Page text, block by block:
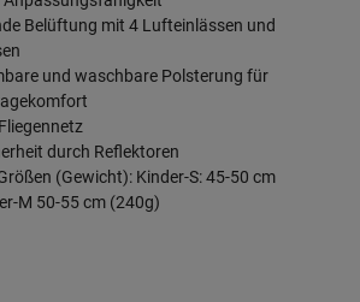
Belüftung mit 4 Lufteinlässen und
und waschbare Polsterung für
durch Reflektoren
(Gewicht): Kinder-S: 45-50 cm
M 50-55 cm (240g)